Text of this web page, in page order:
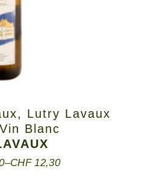
, Lutry Lavaux
Vin Blanc
–CHF12,30